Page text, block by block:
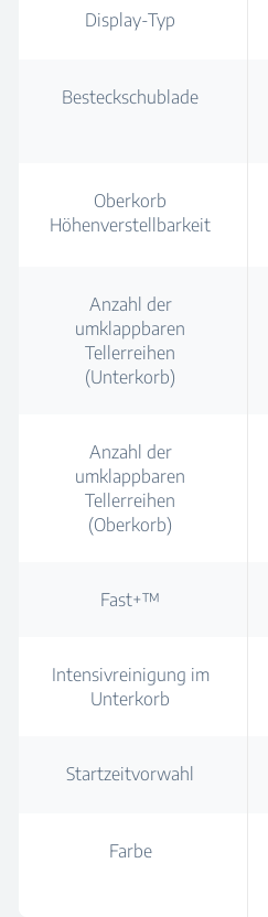
Display-Typ
Besteckschublade
Oberkorb
Höhenverstellbarkeit
Anzahl der
umklappbaren
Tellerreihen
(Unterkorb)
Anzahl der
umklappbaren
Tellerreihen
(Oberkorb)
Fast+™
Intensivreinigung im
Unterkorb
Startzeitvorwahl
Farbe